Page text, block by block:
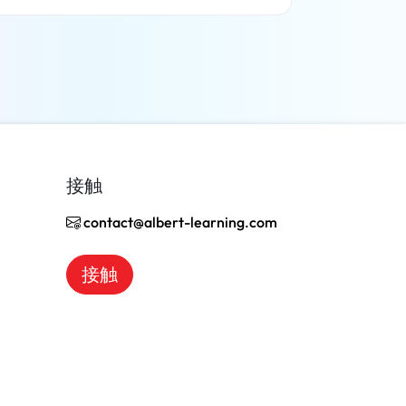
接触
contact@albert-learning.com
接触